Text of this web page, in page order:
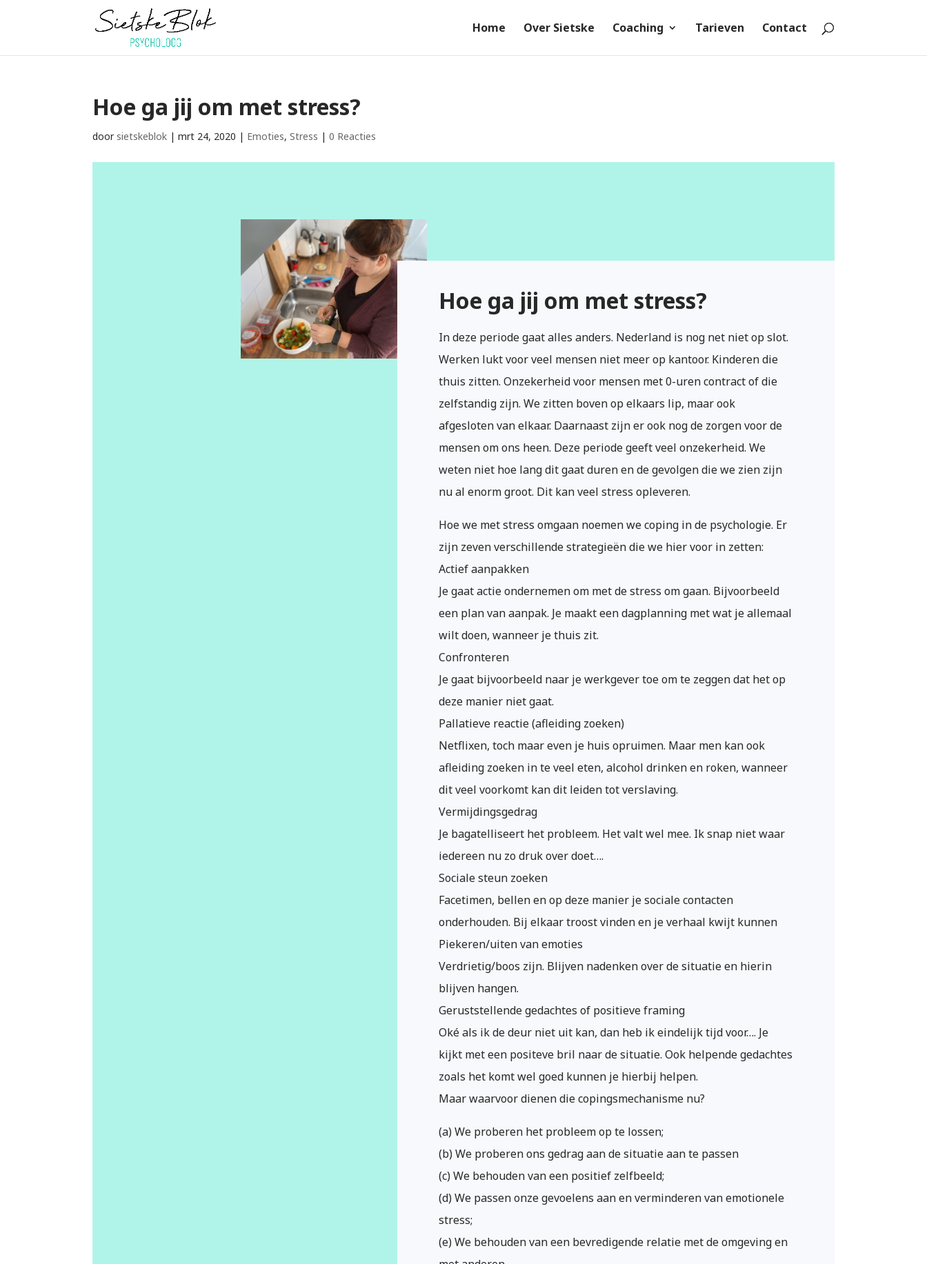
Home Over Sietske Coaching Tarieven Contact
Hoe ga jij om met stress?
doorsietskeblok |mrt 24, 2020 | Emoties,Stress |0 Reacties
Hoe ga jij om met stress?
In deze periode gaat alles anders. Nederland is nog net niet op slot.
Werken lukt voor veel mensen niet meer op kantoor. Kinderen die
thuis zitten. Onzekerheid voor mensen met 0-uren contract of die
zelfstandig zijn. We zitten boven op elkaars lip, maar ook
afgesloten van elkaar. Daarnaast zijn er ook nog de zorgen voor de
mensen om ons heen. Deze periode geeft veel onzekerheid. We
weten niet hoe lang dit gaat duren en de gevolgen die we zien zijn
nu al enorm groot. Dit kan veel stress opleveren.
Hoe we met stress omgaan noemen we coping in de psychologie. Er
zijn zeven verschillende strategieën die we hier voor in zetten:
Actief aanpakken
Je gaat actie ondernemen om met de stress om gaan. Bijvoorbeeld
een plan van aanpak. Je maakt een dagplanning met wat je allemaal
wilt doen, wanneer je thuis zit.
Confronteren
Je gaat bijvoorbeeld naar je werkgever toe om te zeggen dat het op
deze manier niet gaat.
Pallatieve reactie (afleiding zoeken)
Netflixen, toch maar even je huis opruimen. Maar men kan ook
afleiding zoeken in te veel eten, alcohol drinken en roken, wanneer
dit veel voorkomt kan dit leiden tot verslaving.
Vermijdingsgedrag
Je bagatelliseert het probleem. Het valt wel mee. Ik snap niet waar
iedereen nu zo druk over doet….
Sociale steun zoeken
Facetimen, bellen en op deze manier je sociale contacten
onderhouden. Bij elkaar troost vinden en je verhaal kwijt kunnen
Piekeren/uiten van emoties
Verdrietig/boos zijn. Blijven nadenken over de situatie en hierin
blijven hangen.
Geruststellende gedachtes of positieve framing
Oké als ik de deur niet uit kan, dan heb ik eindelijk tijd voor…. Je
kijkt met een positeve bril naar de situatie. Ook helpende gedachtes
zoals het komt wel goed kunnen je hierbij helpen.
Maar waarvoor dienen die copingsmechanisme nu?
(a) We proberen het probleem op te lossen;
(b) We proberen ons gedrag aan de situatie aan te passen
(c) We behouden van een positief zelfbeeld;
(d) We passen onze gevoelens aan en verminderen van emotionele
stress;
(e) We behouden van een bevredigende relatie met de omgeving en